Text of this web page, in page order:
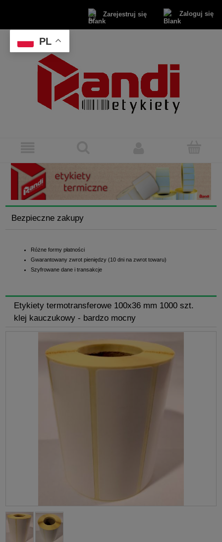
Zarejestruj się Zaloguj się
Bezpieczne zakupy
Różne formy płatności
Gwarantowany zwrot pieniędzy (10 dni na zwrot towaru)
Szyfrowane dane i transakcje
Etykiety termotransferowe 100x36 mm 1000 szt.
klej kauczukowy - bardzo mocny
PL